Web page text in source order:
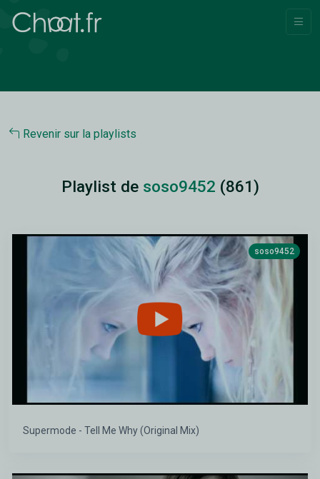
Revenir sur la playlists
Playlist de soso9452 (861)
soso9452
Supermode - Tell Me Why (Original Mix)